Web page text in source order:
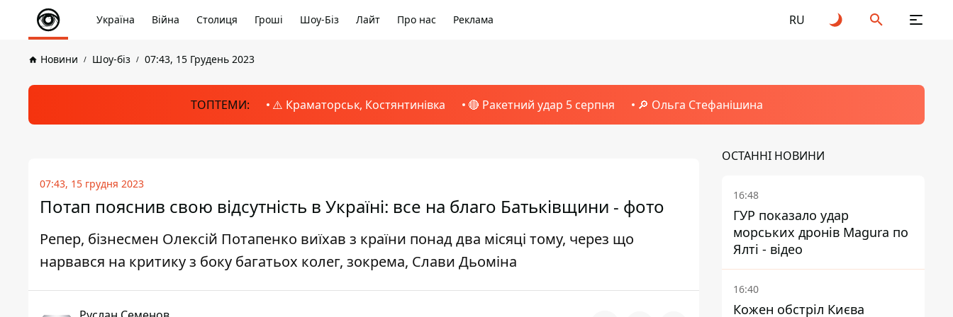
Україна Війна Столиця Гроші Шоу-Біз Лайт Про нас Реклама RU
Новини Шоу-біз 07:43, 15 Грудень 2023
ТОПТЕМИ: ⚠️ Краматорськ, Костянтинівка 🔴 Ракетний удар 5 серпня 🔎 Ольга Стефанішина
07:43, 15 грудня 2023
Потап пояснив свою відсутність в Україні: все на благо Батьківщини - фото
Репер, бізнесмен Олексій Потапенко виїхав з країни понад два місяці тому, через що
нарвався на критику з боку багатьох колег, зокрема, Слави Дьоміна
ОСТАННІ НОВИНИ
16:48
ГУР показало удар
морських дронів Magura по
Ялті - відео
16:40
Кожен обстріл Києва